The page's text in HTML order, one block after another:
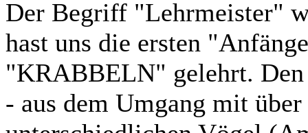
Der Begriff "Lehrmeister"
hast uns die ersten
"KRABBELN" gelehrt.
- aus dem Umgang mit